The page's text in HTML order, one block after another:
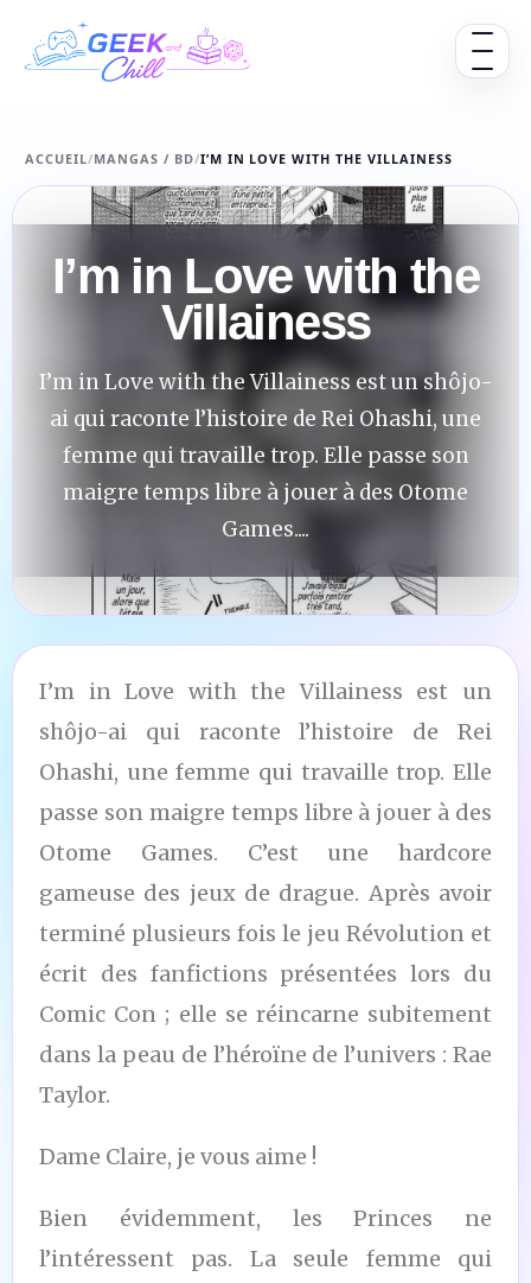
Ouvrir
ACCUEIL/MANGAS / BD/I’M IN LOVE WITH THE VILLAINESS
I’m in Love with the
Villainess
I’m in Love with the Villainess est un shôjo-
ai qui raconte l’histoire de Rei Ohashi, une
femme qui travaille trop. Elle passe son
maigre temps libre à jouer à des Otome
Games....
I’m in Love with the Villainess est un
shôjo-ai qui raconte l’histoire de Rei
Ohashi, une femme qui travaille trop. Elle
passe son maigre temps libre à jouer à des
Otome Games. C’est une hardcore
gameuse des jeux de drague. Après avoir
terminé plusieurs fois le jeu Révolution et
écrit des fanfictions présentées lors du
Comic Con ; elle se réincarne subitement
dans la peau de l’héroïne de l’univers : Rae
Taylor.
Dame Claire, je vous aime !
Bien évidemment, les Princes ne
l’intéressent pas. La seule femme qui